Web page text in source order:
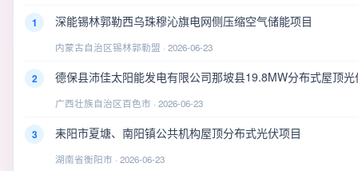
1 深能锡林郭勒西乌珠穆沁旗电网侧压缩空气储能项目
内蒙古自治区锡林郭勒盟 · 2026-06-23
2 德保县沛佳太阳能发电有限公司那坡县19.8MW分布式屋顶
广西壮族自治区百色市 · 2026-06-23
3 耒阳市夏塘、南阳镇公共机构屋顶分布式光伏项目
湖南省衡阳市 · 2026-06-23